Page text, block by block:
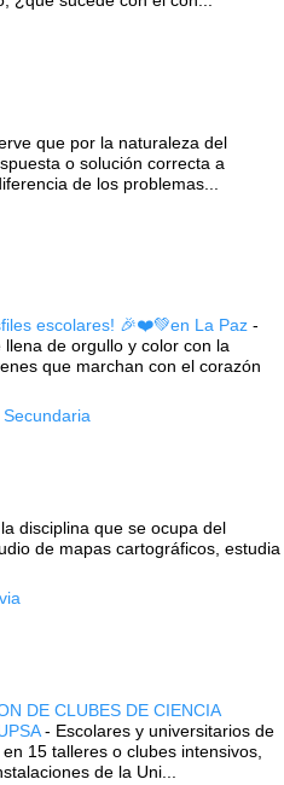
que por la naturaleza del
o solución correcta a
de los problemas...
escolares! 🎉❤️💚en La Paz -
de orgullo y color con la
que marchan con el corazón
disciplina que se ocupa del
de mapas cartográficos, estudia
DE CLUBES DE CIENCIA
- Escolares y universitarios de
15 talleres o clubes intensivos,
de la Uni...